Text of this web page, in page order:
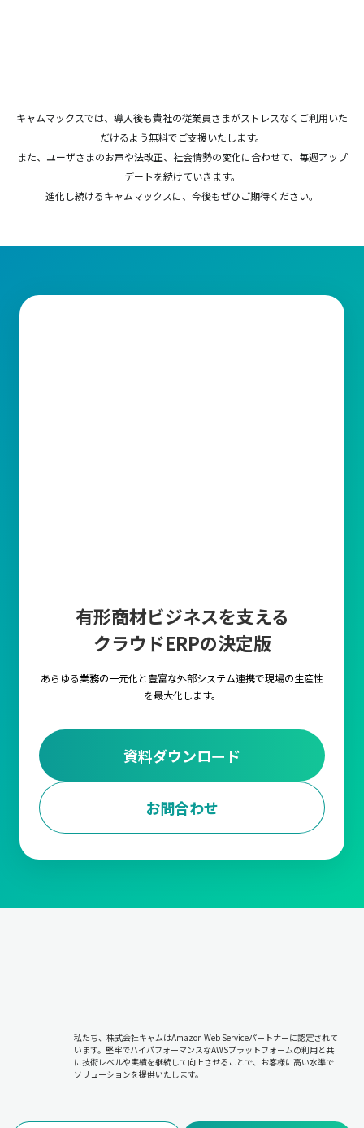
キャムマックスでは、導入後も貴社の従業員さまがストレスなくご利用いた
だけるよう無料でご支援いたします。
また、ユーザさまのお声や法改正、社会情勢の変化に合わせて、毎週アップ
デートを続けていきます。
進化し続けるキャムマックスに、今後もぜひご期待ください。
有形商材ビジネスを支える
クラウドERPの決定版
あらゆる業務の一元化と豊富な外部システム連携で現場の生産性
を最大化します。
資料ダウンロード
お問合わせ
私たち、株式会社キャムはAmazon Web Serviceパートナーに認定されて
います。堅牢でハイパフォーマンスなAWSプラットフォームの利用と共
に技術レベルや実績を継続して向上させることで、お客様に高い水準で
ソリューションを提供いたします。